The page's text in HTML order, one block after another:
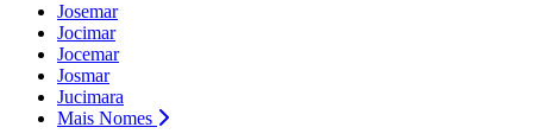
Josemar
Jocimar
Jocemar
Josmar
Jucimara
Mais Nomes